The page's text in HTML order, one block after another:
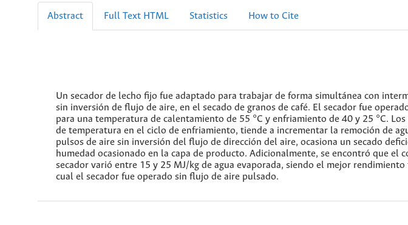
Abstract Full Text HTML Statistics How to Cite
Un secador de lecho fijo fue adaptado para trabajar de forma simultánea con
sin inversión de flujo de aire, en el secado de granos de café. El secador fue
para una temperatura de calentamiento de 55 °C y enfriamiento de 40 y 25 °C.
de temperatura en el ciclo de enfriamiento, tiende a incrementar la remoción de
pulsos de aire sin inversión del flujo de dirección del aire, ocasiona un secado
humedad ocasionado en la capa de producto. Adicionalmente, se encontró que el
secador varió entre 15 y 25 MJ/kg de agua evaporada, siendo el mejor
cual el secador fue operado sin flujo de aire pulsado.